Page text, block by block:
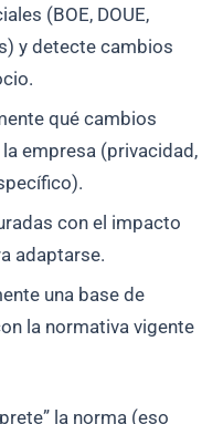
(BOE, DOUE,
y detecte cambios
qué cambios
empresa (privacidad,
con el impacto
adaptarse.
una base de
la normativa vigente
la norma (eso